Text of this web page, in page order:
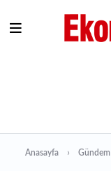
Anasayfa Gündem